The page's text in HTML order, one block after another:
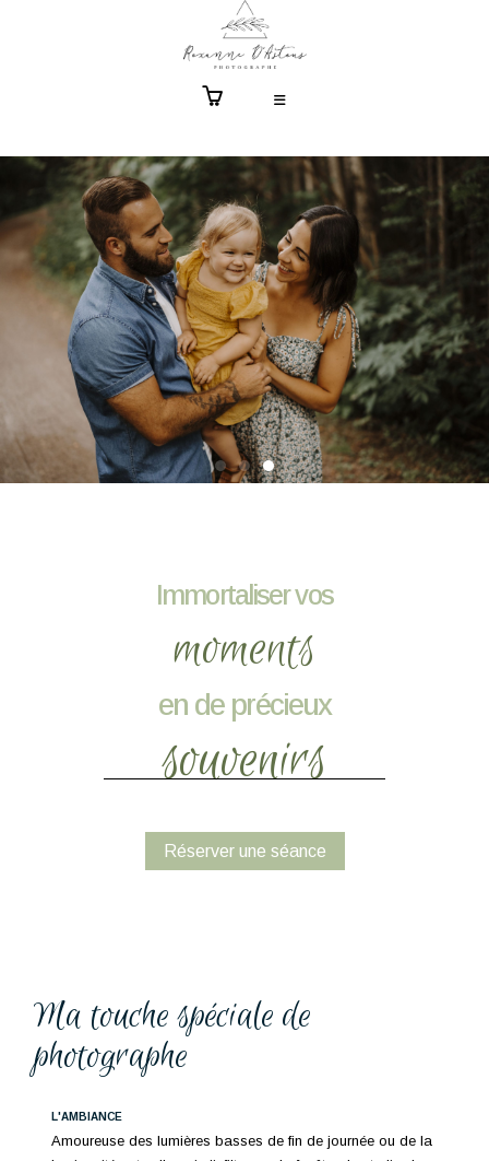
Immortaliser vos
moments
en de précieux
souvenirs
Réserver une séance
Ma touche spéciale de
photographe
L'AMBIANCE
Amoureuse des lumières basses de fin de journée ou de la